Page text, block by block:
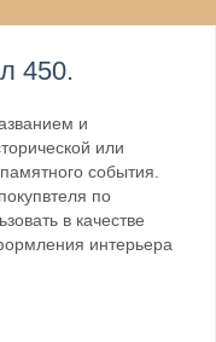
450.
и
или
события.
по
в качестве
интерьера